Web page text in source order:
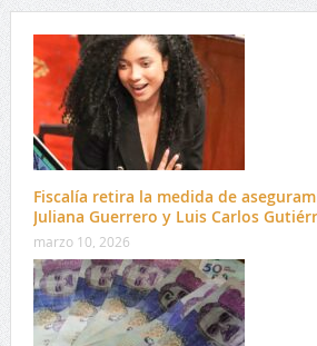
Fiscalía retira la medida de
Juliana Guerrero y Luis Carlos
marzo 10, 2026